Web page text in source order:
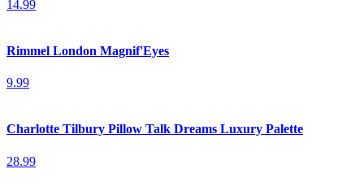
14.99
Rimmel London Magnif'Eyes
9.99
Charlotte Tilbury Pillow Talk Dreams Luxury Palette
28.99